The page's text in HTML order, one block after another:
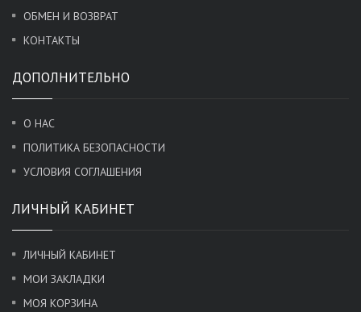
ОБМЕН И ВОЗВРАТ
КОНТАКТЫ
ДОПОЛНИТЕЛЬНО
О НАС
ПОЛИТИКА БЕЗОПАСНОСТИ
УСЛОВИЯ СОГЛАШЕНИЯ
ЛИЧНЫЙ КАБИНЕТ
ЛИЧНЫЙ КАБИНЕТ
МОИ ЗАКЛАДКИ
МОЯ КОРЗИНА